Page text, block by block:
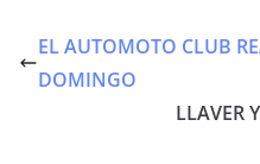
e
b
er s
p
EL AUTOMOTO CLUB
DOMINGO
LLAVER